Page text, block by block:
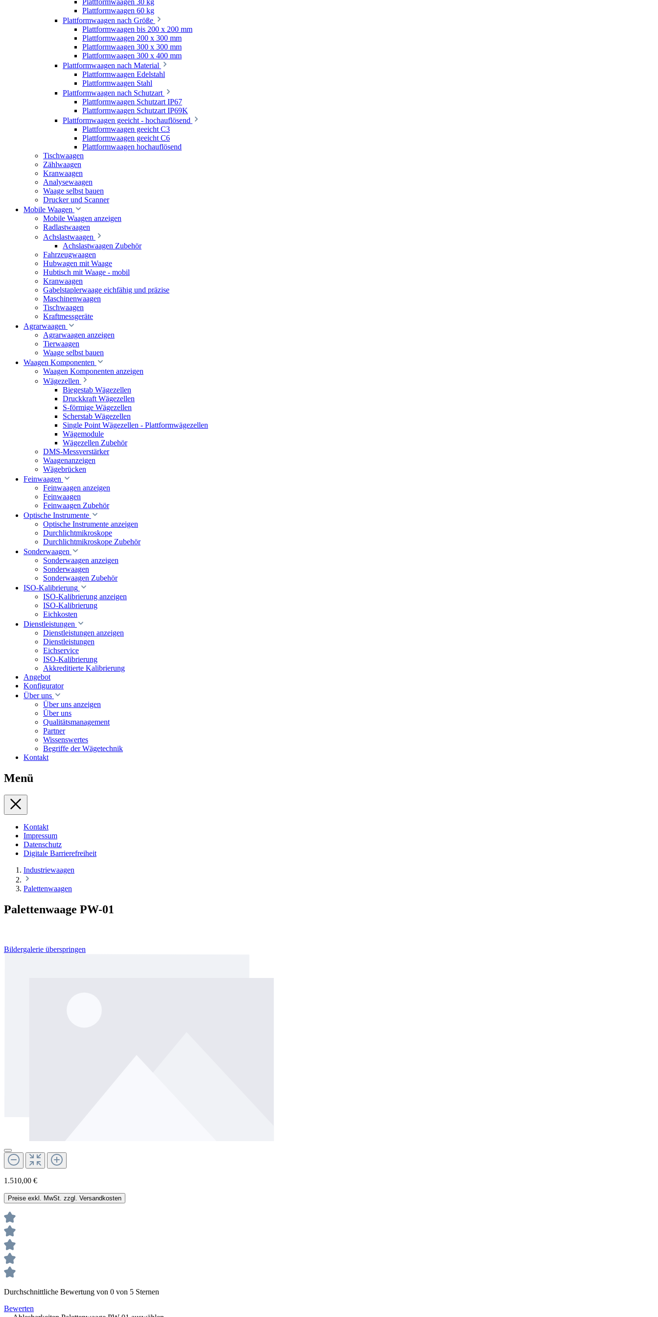
Plattformwaagen 60 kg
Plattformwaagen nach Größe
Plattformwaagen bis 200 x 200 mm
Plattformwaagen 200 x 300 mm
Plattformwaagen 300 x 300 mm
Plattformwaagen 300 x 400 mm
Plattformwaagen nach Material
Plattformwaagen Edelstahl
Plattformwaagen Stahl
Plattformwaagen nach Schutzart
Plattformwaagen Schutzart IP67
Plattformwaagen Schutzart IP69K
Plattformwaagen geeicht - hochauflösend
Plattformwaagen geeicht C3
Plattformwaagen geeicht C6
Plattformwaagen hochauflösend
Tischwaagen
Zählwaagen
Kranwaagen
Analysewaagen
Waage selbst bauen
Drucker und Scanner
Mobile Waagen
Mobile Waagen anzeigen
Radlastwaagen
Achslastwaagen
Achslastwaagen Zubehör
Fahrzeugwaagen
Hubwagen mit Waage
Hubtisch mit Waage - mobil
Kranwaagen
Gabelstaplerwaage eichfähig und präzise
Maschinenwaagen
Tischwaagen
Kraftmessgeräte
Agrarwaagen
Agrarwaagen anzeigen
Tierwaagen
Waage selbst bauen
Waagen Komponenten
Waagen Komponenten anzeigen
Wägezellen
Biegestab Wägezellen
Druckkraft Wägezellen
S-förmige Wägezellen
Scherstab Wägezellen
Single Point Wägezellen - Plattformwägezellen
Wägemodule
Wägezellen Zubehör
DMS-Messverstärker
Waagenanzeigen
Wägebrücken
Feinwaagen
Feinwaagen anzeigen
Feinwaagen
Feinwaagen Zubehör
Optische Instrumente
Optische Instrumente anzeigen
Durchlichtmikroskope
Durchlichtmikroskope Zubehör
Sonderwaagen
Sonderwaagen anzeigen
Sonderwaagen
Sonderwaagen Zubehör
ISO-Kalibrierung
ISO-Kalibrierung anzeigen
ISO-Kalibrierung
Eichkosten
Dienstleistungen
Dienstleistungen anzeigen
Dienstleistungen
Eichservice
ISO-Kalibrierung
Akkreditierte Kalibrierung
Angebot
Konfigurator
Über uns
Über uns anzeigen
Über uns
Qualitätsmanagement
Partner
Wissenswertes
Begriffe der Wägetechnik
Kontakt
Menü
Kontakt
Impressum
Datenschutz
Digitale Barrierefreiheit
Industriewaagen
Palettenwaagen
Palettenwaage PW-01
Bildergalerie überspringen
1.510,00 €
Preise exkl. MwSt. zzgl. Versandkosten
Durchschnittliche Bewertung von 0 von 5 Sternen
Bewerten